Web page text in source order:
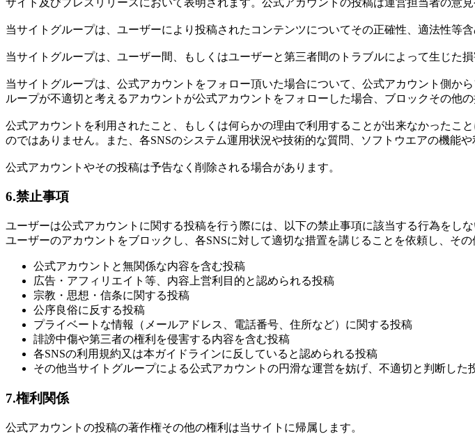
当サイトグループは、ユーザーにより投稿されたコンテンツについてその正確性、適法性等
当サイトグループは、ユーザー間、もしくはユーザーと第三者間のトラブルによって生じた
当サイトグループは、公式アカウントをフォロー頂いた場合について、公式アカウント側
ループが不適切と考えるアカウントが公式アカウントをフォローした場合、ブロックその他
公式アカウントを利用されたこと、もしくは何らかの理由で利用することが出来なかったこ
のではありません。また、各SNSのシステム運用状況や技術的な質問、ソフトウエアの機能
公式アカウントやその投稿は予告なく削除される場合があります。
6.禁止事項
ユーザーは公式アカウントに関する投稿を行う際には、以下の禁止事項に該当する行為をし
ユーザーのアカウントをブロックし、各SNSに対して適切な措置を講じることを依頼し、そ
公式アカウントと無関係な内容を含む投稿
広告・アフィリエイト等、内容上営利目的と認められる投稿
宗教・思想・信条に関する投稿
公序良俗に反する投稿
プライベートな情報（メールアドレス、電話番号、住所など）に関する投稿
誹謗中傷や第三者の権利を侵害する内容を含む投稿
各SNSの利用規約又は本ガイドラインに反していると認められる投稿
その他当サイトグループによる公式アカウントの円滑な運営を妨げ、不適切と判断した
7.権利関係
公式アカウントの投稿の著作権その他の権利は当サイトに帰属します。